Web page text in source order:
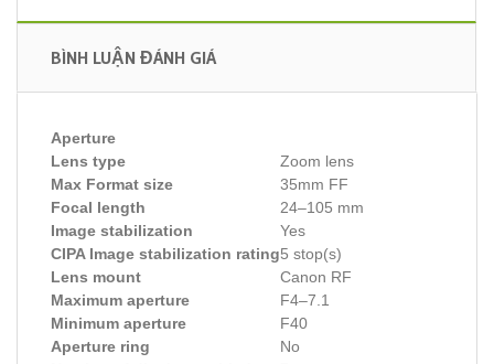
BÌNH LUẬN ĐÁNH GIÁ
Lens type
Zoom lens
Max Format size
35mm FF
Focal length
24–105 mm
Image stabilization
Yes
CIPA Image stabilization rating5 stop(s)
Lens mount
Canon RF
Aperture
Maximum aperture
F4–7.1
Minimum aperture
F40
Aperture ring
No